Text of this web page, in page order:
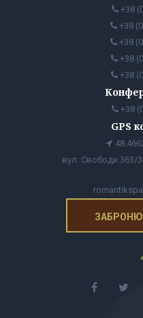
+38
+38
+38
+38
+38
+38
GPS
вул. Свободи 363/